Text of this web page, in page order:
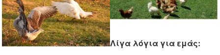
Λίγα λόγια για εμάς: